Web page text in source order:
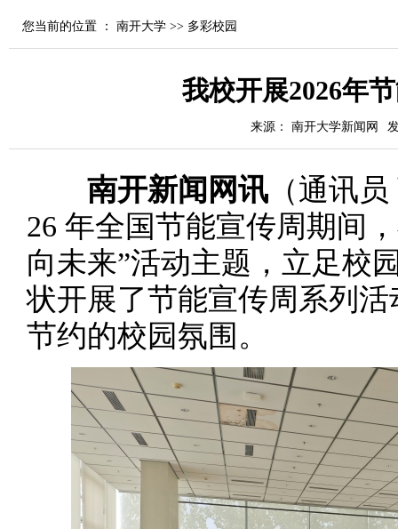
您当前的位置 ： 南开大学 >> 多彩校园
我校开展2026年
来源： 南开大学新闻网
南开新闻网讯 （通讯
26 年全国节能宣传周期间
向未来”活动主题，立足校
状开展了节能宣传周系列
节约的校园氛围。